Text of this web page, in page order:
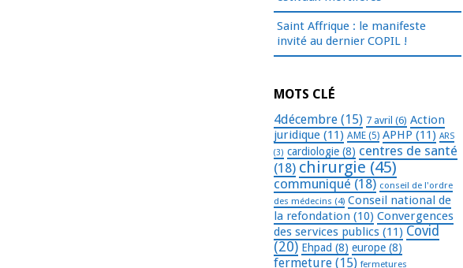
Saint Affrique : le manifeste
invité au dernier COPIL !
MOTS CLÉ
4décembre (15) 7 avril (6) Action
juridique (11) AME (5) APHP (11) ARS
(3) cardiologie (8) centres de santé
(18) chirurgie (45)
communiqué (18) conseil de l'ordre
des médecins (4) Conseil national de
la refondation (10) Convergences
des services publics (11) Covid
(20) Ehpad (8) europe (8)
fermeture (15) fermetures